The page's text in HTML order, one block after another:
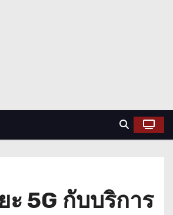
5G กับบริการ